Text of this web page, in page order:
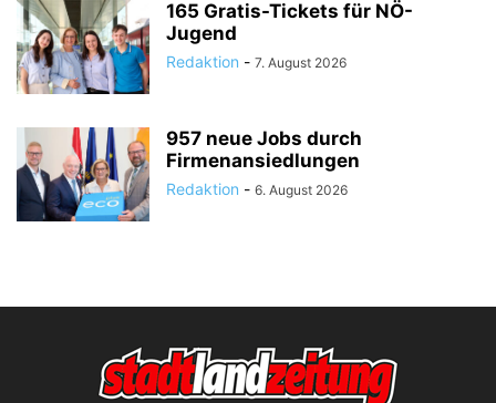
165 Gratis-Tickets für NÖ-
Jugend
Redaktion - 7. August 2026
957 neue Jobs durch
Firmenansiedlungen
Redaktion - 6. August 2026